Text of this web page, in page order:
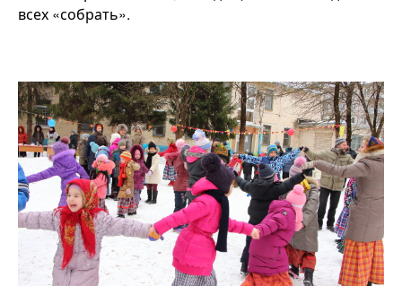
всех «собрать».